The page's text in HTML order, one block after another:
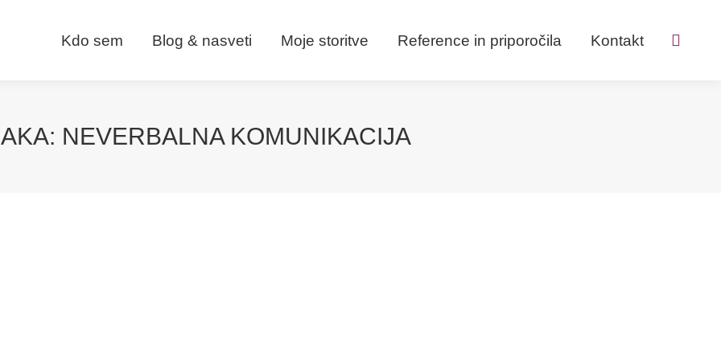
Kdo sem Blog & nasveti Moje storitve Reference in priporočila Kontakt Search:
NEVERBALNA KOMUNIKACIJA